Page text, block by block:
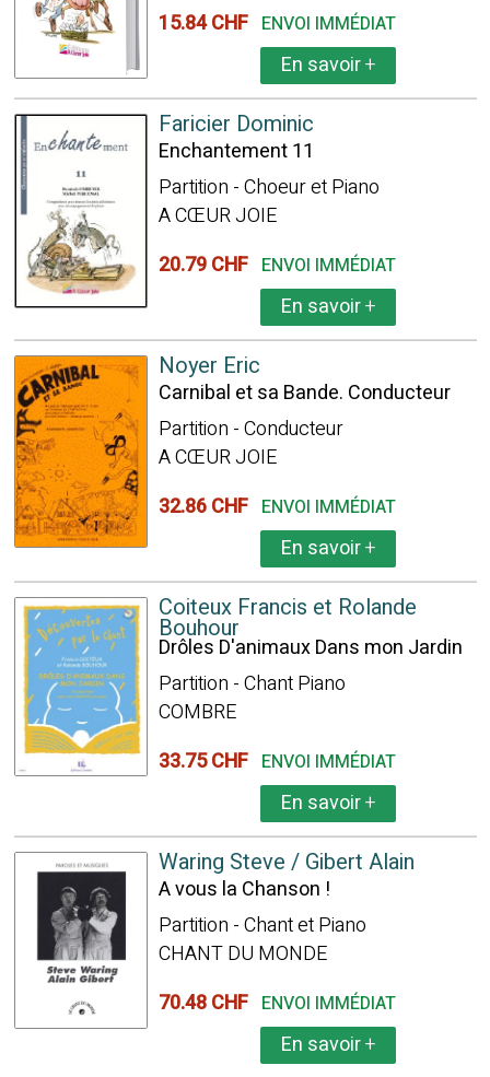
15.84 CHF ENVOI IMMÉDIAT
En savoir+
Faricier Dominic
Enchantement 11
Partition - Choeur et Piano
A CŒUR JOIE
20.79 CHF ENVOI IMMÉDIAT
En savoir+
Noyer Eric
Carnibal et sa Bande. Conducteur
Partition - Conducteur
A CŒUR JOIE
32.86 CHF ENVOI IMMÉDIAT
En savoir+
Coiteux Francis et Rolande
Bouhour
Drôles D'animaux Dans mon Jardin
Partition - Chant Piano
COMBRE
33.75 CHF ENVOI IMMÉDIAT
En savoir+
Waring Steve / Gibert Alain
A vous la Chanson !
Partition - Chant et Piano
CHANT DU MONDE
70.48 CHF ENVOI IMMÉDIAT
En savoir+